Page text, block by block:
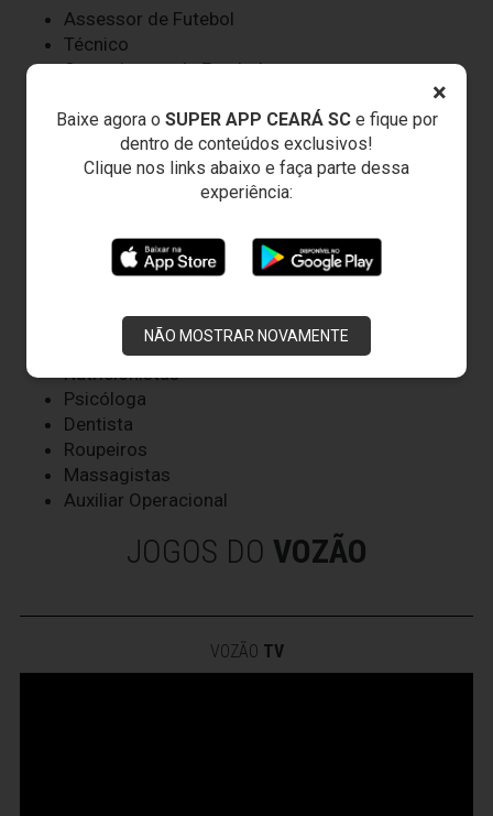
×
Baixe agora o SUPER APP CEARÁ SCe fique por
dentro de conteúdos exclusivos!
Clique nos links abaixo e faça parte dessa
experiência:
NÃO MOSTRAR NOVAMENTE
Assessor de Futebol
Técnico
Supervisores de Futebol
Coordenador de Saúde e Performance
Preparador Físico
Preparador de Goleiros
Coordenador de Análise de Mercado e
Analistas de Mercado
Analista de Desempenho
Fisioterapeutas
Fisiologista
Nutricionistas
Psicóloga
Dentista
Roupeiros
Massagistas
Auxiliar Operacional
JOGOS DO VOZÃO
VOZÃO TV